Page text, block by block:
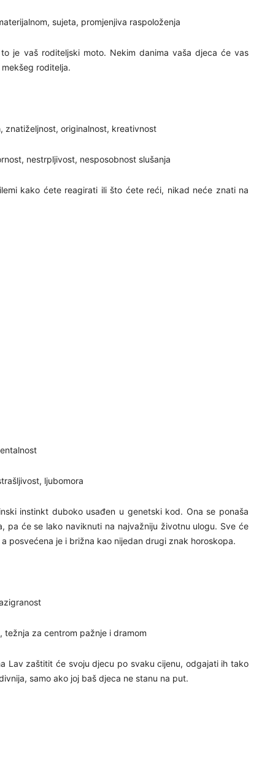
sujeta, promjenjiva raspoloženja
je vaš roditeljski moto. Nekim danima vaša djeca će vas
roditelja.
znatiželjnost, originalnost, kreativnost
nestrpljivost, nesposobnost slušanja
kako ćete reagirati ili što ćete reći, nikad neće znati na
ljubomora
instinkt duboko usađen u genetski kod. Ona se ponaša
pa će se lako naviknuti na najvažniju životnu ulogu. Sve će
posvećena je i brižna kao nijedan drugi znak horoskopa.
težnja za centrom pažnje i dramom
Lav zaštitit će svoju djecu po svaku cijenu, odgajati ih tako
samo ako joj baš djeca ne stanu na put.